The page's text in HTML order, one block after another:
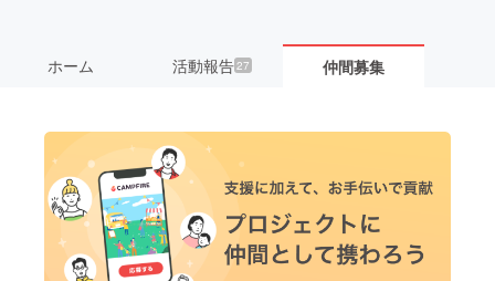
ホーム 活動報告27 仲間募集